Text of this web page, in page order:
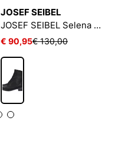
JOSEF SEIBEL
JOSEF SEIBEL Selena 06 | Stiefelette für Damen | Schwarz
€ 90,95€ 130,00